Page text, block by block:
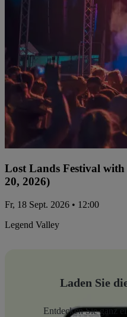
Lost Lands Festival with
20, 2026)
Fr, 18 Sept. 2026 • 12:00
Legend Valley
Laden Sie
Entdecken Sie ganz